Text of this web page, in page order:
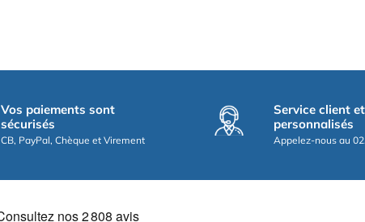
Vos paiements sont
sécurisés
CB, PayPal, Chèque et Virement
Service client
personnalisés
Appelez-nous au